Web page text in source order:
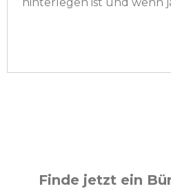
Finde jetzt ein